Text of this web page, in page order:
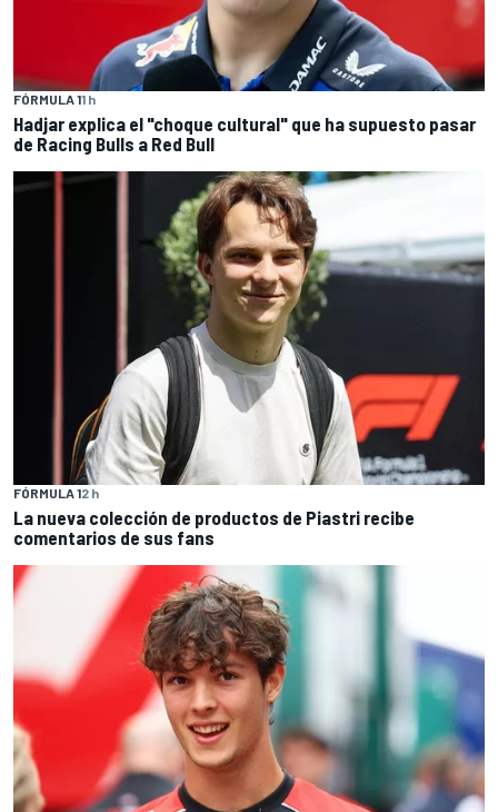
FÓRMULA 11 h
Hadjar explica el "choque cultural" que ha supuesto pasar
de Racing Bulls a Red Bull
FÓRMULA 12 h
La nueva colección de productos de Piastri recibe
comentarios de sus fans